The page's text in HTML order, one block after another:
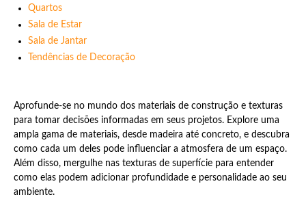
Quartos
Sala de Estar
Sala de Jantar
Tendências de Decoração
Aprofunde-se no mundo dos materiais de construção e texturas
para tomar decisões informadas em seus projetos. Explore uma
ampla gama de materiais, desde madeira até concreto, e descubra
como cada um deles pode influenciar a atmosfera de um espaço.
Além disso, mergulhe nas texturas de superfície para entender
como elas podem adicionar profundidade e personalidade ao seu
ambiente.